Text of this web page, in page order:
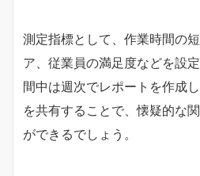
測定指標として、作業時間の
ア、従業員の満足度などを設
間中は週次でレポートを作成
を共有することで、懐疑的な
ができるでしょう。